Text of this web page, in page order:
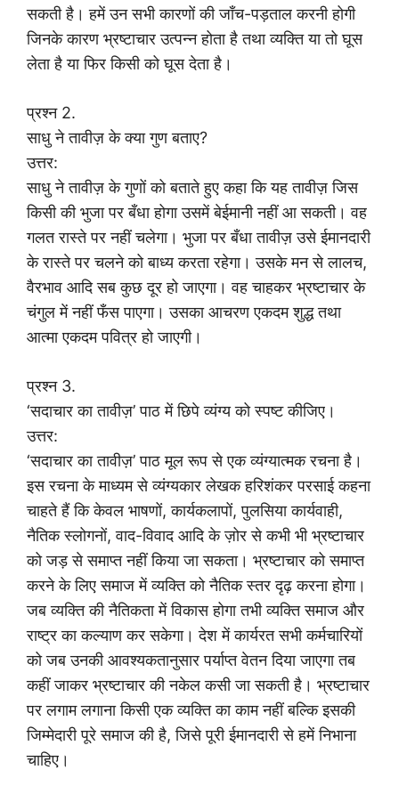
सकती है। हमें उन सभी कारणों की जाँच-पड़ताल करनी होगी
जिनके कारण भ्रष्टाचार उत्पन्न होता है तथा व्यक्ति या तो घूस
लेता है या फिर किसी को घूस देता है।
प्रश्न 2.
साधु ने तावीज़ के क्या गुण बताए?
उत्तर:
साधु ने तावीज़ के गुणों को बताते हुए कहा कि यह तावीज़ जिस
किसी की भुजा पर बँधा होगा उसमें बेईमानी नहीं आ सकती। वह
गलत रास्ते पर नहीं चलेगा। भुजा पर बँधा तावीज़ उसे ईमानदारी
के रास्ते पर चलने को बाध्य करता रहेगा। उसके मन से लालच,
वैरभाव आदि सब कुछ दूर हो जाएगा। वह चाहकर भ्रष्टाचार के
चंगुल में नहीं फँस पाएगा। उसका आचरण एकदम शुद्ध तथा
आत्मा एकदम पवित्र हो जाएगी।
प्रश्न 3.
‘सदाचार का तावीज़’ पाठ में छिपे व्यंग्य को स्पष्ट कीजिए।
उत्तर:
‘सदाचार का तावीज़’ पाठ मूल रूप से एक व्यंग्यात्मक रचना है।
इस रचना के माध्यम से व्यंग्यकार लेखक हरिशंकर परसाई कहना
चाहते हैं कि केवल भाषणों, कार्यकलापों, पुलसिया कार्यवाही,
नैतिक स्लोगनों, वाद-विवाद आदि के ज़ोर से कभी भी भ्रष्टाचार
को जड़ से समाप्त नहीं किया जा सकता। भ्रष्टाचार को समाप्त
करने के लिए समाज में व्यक्ति को नैतिक स्तर दृढ़ करना होगा।
जब व्यक्ति की नैतिकता में विकास होगा तभी व्यक्ति समाज और
राष्ट्र का कल्याण कर सकेगा। देश में कार्यरत सभी कर्मचारियों
को जब उनकी आवश्यकतानुसार पर्याप्त वेतन दिया जाएगा तब
कहीं जाकर भ्रष्टाचार की नकेल कसी जा सकती है। भ्रष्टाचार
पर लगाम लगाना किसी एक व्यक्ति का काम नहीं बल्कि इसकी
जिम्मेदारी पूरे समाज की है, जिसे पूरी ईमानदारी से हमें निभाना
चाहिए।